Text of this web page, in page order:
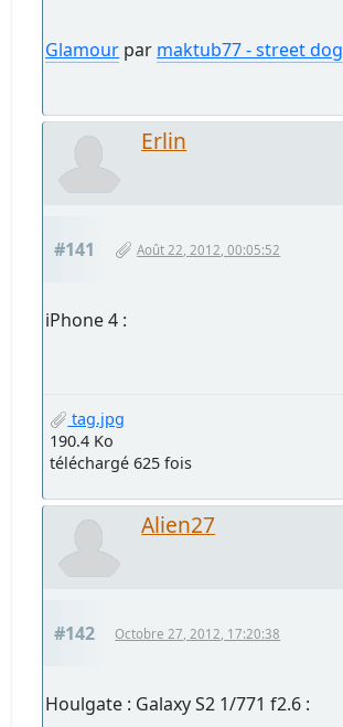
Glamour par maktub77 - street dog
Erlin
#141 Août 22, 2012, 00:05:52
iPhone 4 :
tag.jpg
190.4 Ko
téléchargé 625 fois
Alien27
#142 Octobre 27, 2012, 17:20:38
Houlgate : Galaxy S2 1/771 f2.6 :